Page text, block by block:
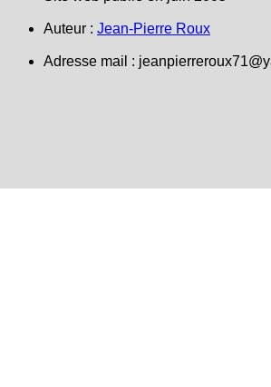
Auteur : Jean-Pierre Roux
Adresse mail :